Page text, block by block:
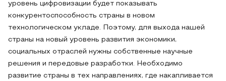
уровень цифровизации будет показывать
конкурентоспособность страны в новом
технологическом укладе. Поэтому, для выхода нашей
страны на новый уровень развития экономики,
социальных отраслей нужны собственные научные
решения и передовые разработки. Необходимо
развитие страны в тех направлениях, где накапливается